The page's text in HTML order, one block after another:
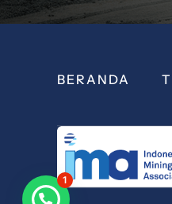
BERANDA
1